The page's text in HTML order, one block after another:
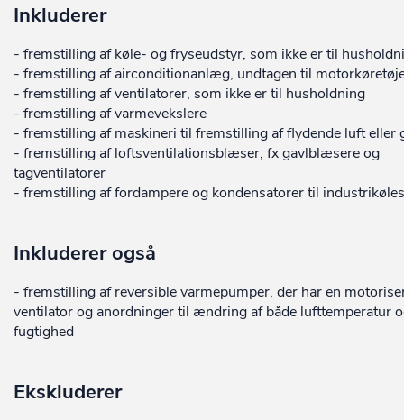
Inkluderer
- fremstilling af køle- og fryseudstyr, som ikke er til
- fremstilling af airconditionanlæg, undtagen til
- fremstilling af ventilatorer, som ikke er til husholdning
- fremstilling af varmevekslere
- fremstilling af maskineri til fremstilling af flydende luft eller
- fremstilling af loftsventilationsblæser, fx gavlblæsere og
tagventilatorer
- fremstilling af fordampere og kondensatorer til
Inkluderer også
- fremstilling af reversible varmepumper, der har en
ventilator og anordninger til ændring af både lufttemperatur
fugtighed
Ekskluderer